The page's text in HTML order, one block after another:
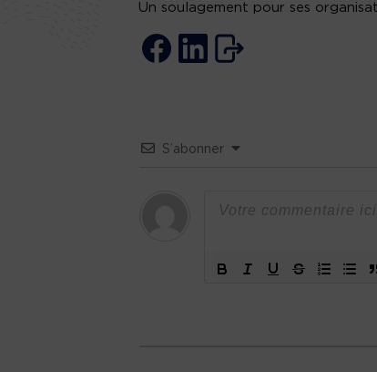
Un soulagement pour ses
S’abonner